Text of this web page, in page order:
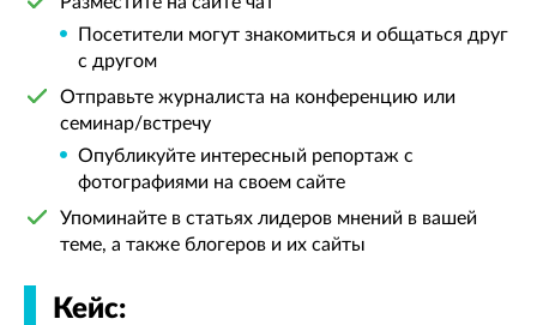
Посетители могут знакомиться и общаться друг
с другом
Отправьте журналиста на конференцию или
семинар/встречу
Опубликуйте интересный репортаж с
фотографиями на своем сайте
Упоминайте в статьях лидеров мнений в вашей
теме, а также блогеров и их сайты
Кейс: